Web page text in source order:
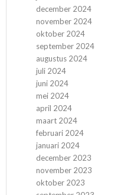
december 2024
november 2024
oktober 2024
september 2024
augustus 2024
juli 2024
juni 2024
mei 2024
april 2024
maart 2024
februari 2024
januari 2024
december 2023
november 2023
oktober 2023